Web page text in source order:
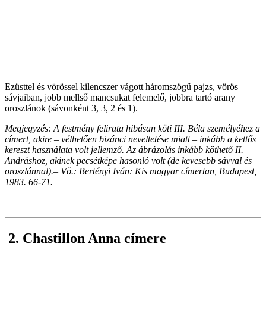
Ezüsttel és vörössel kilencszer vágott háromszögű pajzs, vörös
sávjaiban, jobb mellső mancsukat felemelő, jobbra tartó arany
oroszlánok (sávonként 3, 3, 2 és 1).
Megjegyzés: A festmény felirata hibásan köti III. Béla személyéhez a
címert, akire – vélhetően bizánci neveltetése miatt – inkább a kettős
kereszt használata volt jellemző. Az ábrázolás inkább köthető II.
Andráshoz, akinek pecsétképe hasonló volt (de kevesebb sávval és
oroszlánnal).– Vö.: Bertényi Iván: Kis magyar címertan, Budapest,
1983. 66-71.
2. Chastillon Anna címere